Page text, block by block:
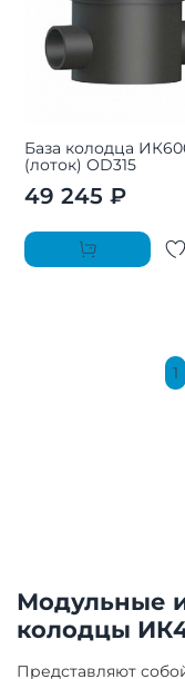
База колодца
(лоток) OD315
49 245 ₽
1
Модульные
колодцы
Представляют